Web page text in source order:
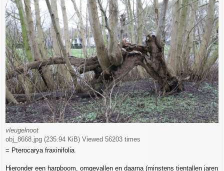
vleugelnoot
obj_8668.jpg (235.94 KiB) Viewed 56203 times
= Pterocarya fraxinifolia
Hieronder een harpboom, omgevallen en daarna (minstens tientallen jaren